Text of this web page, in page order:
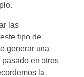
las
tipo de
generar una
en otros
la